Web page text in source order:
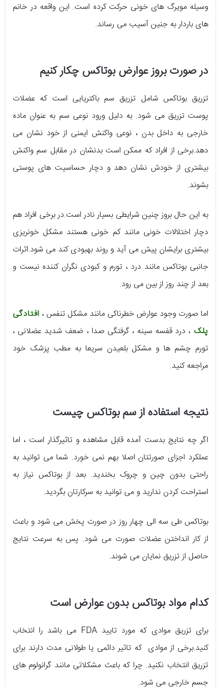
وسیله مویرگ های خونی حرکت کرده است. این واقعه در خانم
های باردار به جنین آسیب می رساند.
در صورت بروز عوارض بوتاکس چکار کنیم
تزریق بوتاکس شامل تزریق سم باکتریایی است که عضلات
پوست تزریق می شود. به دلیل ورود نوعی سم به عنوان ماده
خارجی به داخل بدن ، نوعی واکنش ایمنی از خود نشان می
دهد.برخی از افراد که ممکن است بدنشان در مقابل سم واکنش
بیشتری از خودش نشان دهد و دچار حساسیت های پوستی
بشوند.
به این حال بروز چنین شرایطی بسیار نادر است.در برخی افراد هم
دچار اختلالات خونی مانند کم خونی هستند مشکل خونریزی
بیشتری برایشان پیش می آید و روند بهبودی کند می شود.اثرات
جانبی بوتاکس مانند درد ، تورم و کبودی نگران کننده نیست و
بعد از چند روز از بین می رود.
اما صورت وجود عوارض خطرناکی مانند مشکل تنفس ، افتادگی
پلک ، درد قفسه سینه ، گرفتگی صدا ، ضعف شدید عضلانی ،
تورم چشم ها و مشکل بلعیدن سریعا به مطب پزشک خود
مراجعه کنید.
نتیجه استفاده از سم بوتاکس چیست
اگر چه نتایج بدست آمده قابل مشاهده و تاثیرگذار است ، اما
عملکرد اجزای صورتتان اصلا بهم نمی خورد. شما می توانید به
راحتی بدون چین و چروک بخندید. بعد از بوتاکس نیاز به
استراحت کردن ندارید و می توانید به سرکارتان بگردید.
بوتاکس طی سه الی چهار روز در صورت پخش می شود و باعث
از کار انداختن عضلات صورت می شود. پس به سرعت نتایج
حاصل از تزریق نمایان می شوند.
کدام مواد بوتاکس بدون عوارض است
برای تزریق موادی که مورد تایید FDA می باشد را انتخاب
کنید.برخی از موادی که تاثیر دائمی یا طولانی مدت دارند برای
تزریق انتخاب نکنید. چرا که باعث مشکلاتی مانند گرانولوم های
جسم خارجی می شود.